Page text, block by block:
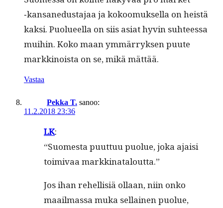
‑kansane­dus­ta­jaa ja kokoomuk­sel­la on heistä
kak­si. Puolueel­la on siis asi­at hyvin suh­teessa
mui­hin. Koko maan ymmär­ryk­sen puute
markki­noista on se, mikä mättää.
Vastaa
Pekka T. sanoo:
11.2.2018 23:36
LK:
“Suomes­ta puut­tuu puolue, joka ajaisi
toimi­vaa markkinataloutta.”
Jos ihan rehellisiä ollaan, niin onko
maail­mas­sa muka sel­l­ainen puolue,